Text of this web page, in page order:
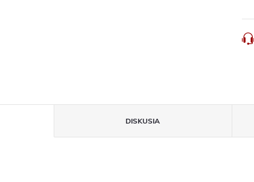
DISKUSIA